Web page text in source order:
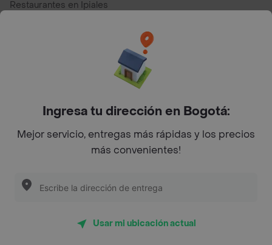
Restaurantes en Ipiales
Top Marcas y Cadenas de Restaurantes
Encuéntranos en estos países
App Store Google play
Restaurantes cerca de mi para pedir Comida a Domicilio -
Ingresa tu dirección en Bogotá:
Mejor servicio, entregas más rápidas y los precios
más convenientes!
Usar mi ubicación actual